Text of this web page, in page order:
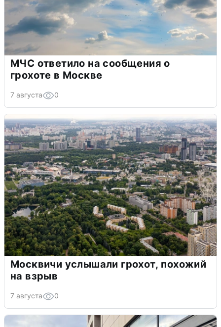
МЧС ответило на сообщения о
грохоте в Москве
7 августа 0
Москвичи услышали грохот, похожий
на взрыв
7 августа 0